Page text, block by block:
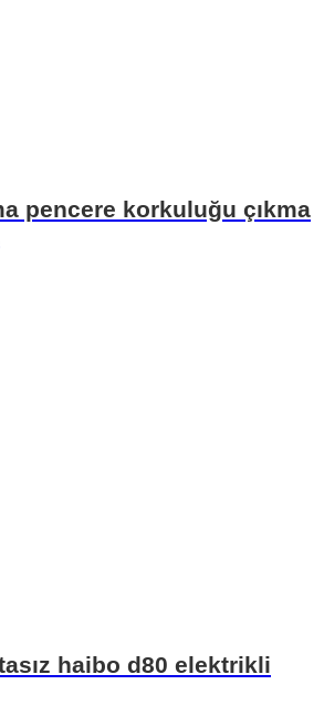
pencere korkuluğu çıkma
haibo d80 elektrikli